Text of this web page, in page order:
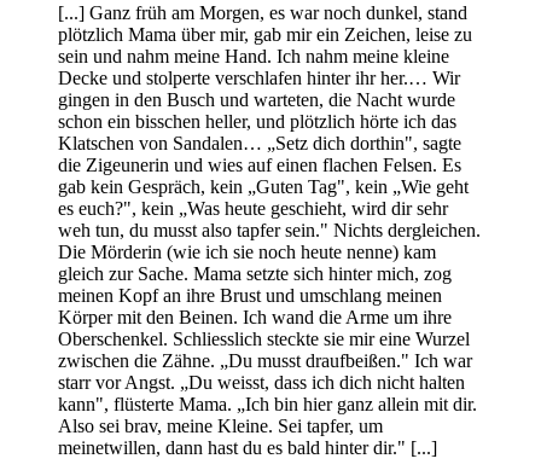
[...] Ganz früh am Morgen, es war noch dunkel, stand
plötzlich Mama über mir, gab mir ein Zeichen, leise zu
sein und nahm meine Hand. Ich nahm meine kleine
Decke und stolperte verschlafen hinter ihr her.… Wir
gingen in den Busch und warteten, die Nacht wurde
schon ein bisschen heller, und plötzlich hörte ich das
Klatschen von Sandalen… „Setz dich dorthin", sagte
die Zigeunerin und wies auf einen flachen Felsen. Es
gab kein Gespräch, kein „Guten Tag", kein „Wie geht
es euch?", kein „Was heute geschieht, wird dir sehr
weh tun, du musst also tapfer sein." Nichts dergleichen.
Die Mörderin (wie ich sie noch heute nenne) kam
gleich zur Sache. Mama setzte sich hinter mich, zog
meinen Kopf an ihre Brust und umschlang meinen
Körper mit den Beinen. Ich wand die Arme um ihre
Oberschenkel. Schliesslich steckte sie mir eine Wurzel
zwischen die Zähne. „Du musst draufbeißen." Ich war
starr vor Angst. „Du weisst, dass ich dich nicht halten
kann", flüsterte Mama. „Ich bin hier ganz allein mit dir.
Also sei brav, meine Kleine. Sei tapfer, um
meinetwillen, dann hast du es bald hinter dir." [...]